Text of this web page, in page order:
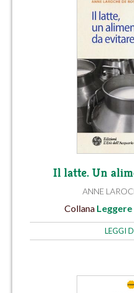
Il latte. Un
ANNE
Collana
LEGGI